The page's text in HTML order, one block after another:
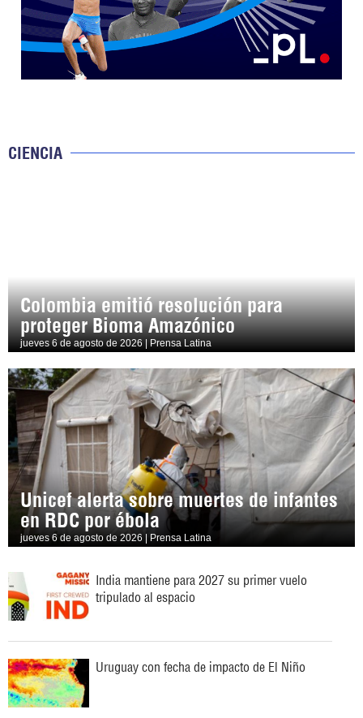
CIENCIA
Colombia emitió resolución para
proteger Bioma Amazónico
jueves 6 de agosto de 2026 | Prensa Latina
Unicef alerta sobre muertes de infantes
en RDC por ébola
jueves 6 de agosto de 2026 | Prensa Latina
India mantiene para 2027 su primer vuelo
tripulado al espacio
Uruguay con fecha de impacto de El Niño